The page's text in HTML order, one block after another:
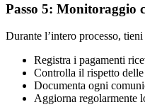
Passo 5: Monitoraggio
Durante l’intero processo,
Registra i pagamenti
Controlla il rispetto delle
Documenta ogni
Aggiorna regolarmente